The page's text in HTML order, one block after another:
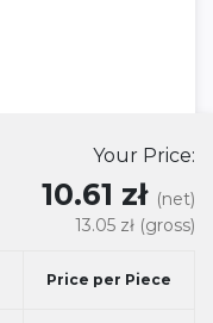
Your Price:
10.61 zł (net)
13.05 zł (gross)
Price per Piece